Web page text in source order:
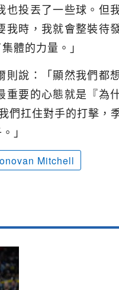
也投丟了一些球。但
我時，我就會整裝待
體的力量。」
則說：「顯然我們都
重要的心態就是『為
們扛住對手的打擊，
」
Mitchell